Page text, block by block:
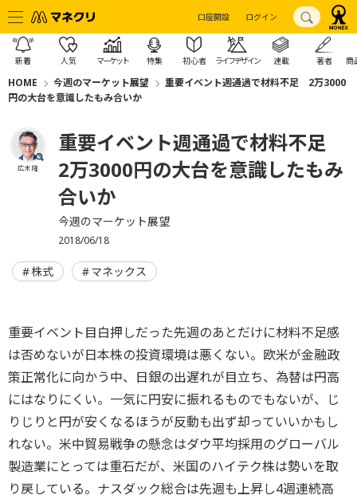
口座開設 ログイン
新着 人気 マーケット 特集 初心者 ライフデザイン 連載 著者 商
HOME 今週のマーケット展望
重要イベント週通過で材料不足 2万3000
円の大台を意識したもみ合いか
広木 隆
重要イベント週通過で材料不足
2万3000円の大台を意識したもみ
合いか
今週のマーケット展望
2018/06/18
株式 マネックス
重要イベント目白押しだった先週のあとだけに材料不足感
は否めないが日本株の投資環境は悪くない。欧米が金融政
策正常化に向かう中、日銀の出遅れが目立ち、為替は円高
にはなりにくい。一気に円安に振れるものでもないが、じ
りじりと円が安くなるほうが反動も出ず却っていいかもし
れない。米中貿易戦争の懸念はダウ平均採用のグローバル
製造業にとっては重石だが、米国のハイテク株は勢いを取
り戻している。ナスダック総合は先週も上昇し4週連続高